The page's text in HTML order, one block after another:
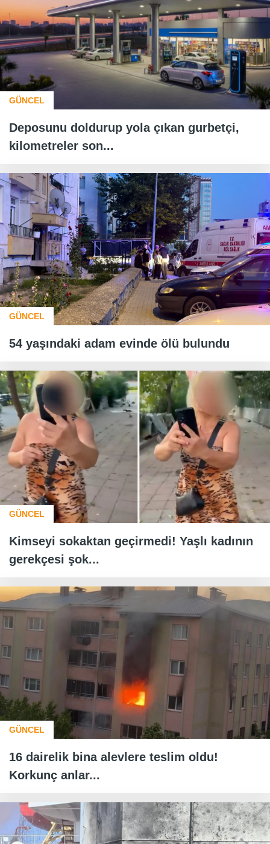
GÜNCEL
Deposunu doldurup yola çıkan gurbetçi,
kilometreler son...
GÜNCEL
54 yaşındaki adam evinde ölü bulundu
GÜNCEL
Kimseyi sokaktan geçirmedi! Yaşlı kadının
gerekçesi şok...
GÜNCEL
16 dairelik bina alevlere teslim oldu!
Korkunç anlar...